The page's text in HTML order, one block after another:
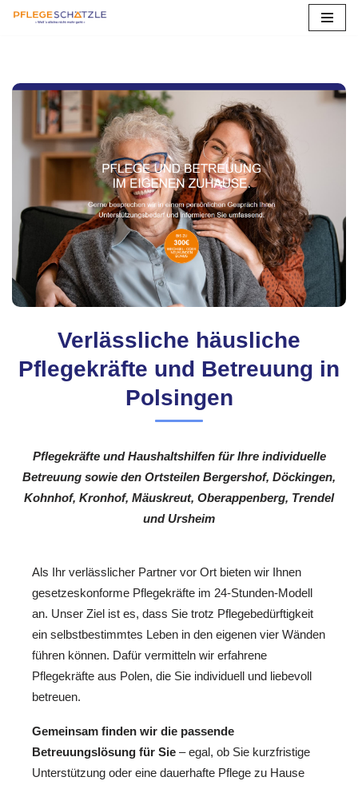
springen
Verlässliche häusliche
Pflegekräfte und Betreuung in
Polsingen
Pflegekräfte und Haushaltshilfen für Ihre individuelle
Betreuung sowie den Ortsteilen Bergershof, Döckingen,
Kohnhof, Kronhof, Mäuskreut, Oberappenberg, Trendel
und Ursheim
Als Ihr verlässlicher Partner vor Ort bieten wir Ihnen
gesetzeskonforme Pflegekräfte im 24-Stunden-Modell
an. Unser Ziel ist es, dass Sie trotz Pflegebedürftigkeit
ein selbstbestimmtes Leben in den eigenen vier Wänden
führen können. Dafür vermitteln wir erfahrene
Pflegekräfte aus Polen, die Sie individuell und liebevoll
betreuen.
Gemeinsam finden wir die passende
Betreuungslösung für Sie – egal, ob Sie kurzfristige
Unterstützung oder eine dauerhafte Pflege zu Hause